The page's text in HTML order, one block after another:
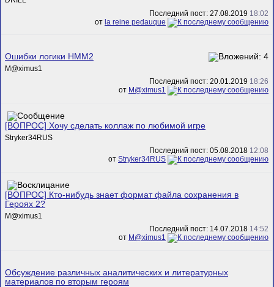
Последний пост: 27.08.2019 18:02
от la reine pedauque
Ошибки логики HMM2
M@ximus1
Последний пост: 20.01.2019 18:26
от M@ximus1
[ВОПРОС] Хочу сделать коллаж по любимой игре
Stryker34RUS
Последний пост: 05.08.2018 12:08
от Stryker34RUS
[ВОПРОС] Кто-нибудь знает формат файла сохранения в
Героях 2?
M@ximus1
Последний пост: 14.07.2018 14:52
от M@ximus1
Обсуждение различных аналитических и литературных
материалов по вторым героям